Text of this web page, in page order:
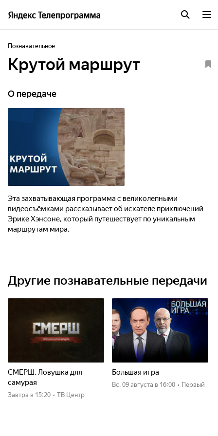
Познавательное
Крутой маршрут
О передаче
Эта захватывающая программа с великолепными
видеосъёмками рассказывает об искателе приключений
Эрике Хэнсоне, который путешествует по уникальным
маршрутам мира.
Другие познавательные передачи
СМЕРШ. Ловушка для
самурая
Завтра в 15:20 • ТВ Центр
Большая игра
вс, 09 августа в 16:00 • Первый